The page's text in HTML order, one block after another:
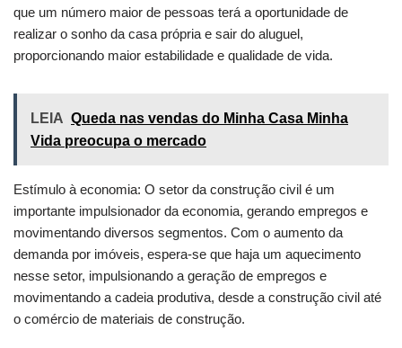
que um número maior de pessoas terá a oportunidade de
realizar o sonho da casa própria e sair do aluguel,
proporcionando maior estabilidade e qualidade de vida.
LEIA Queda nas vendas do Minha Casa Minha
Vida preocupa o mercado
Estímulo à economia: O setor da construção civil é um
importante impulsionador da economia, gerando empregos e
movimentando diversos segmentos. Com o aumento da
demanda por imóveis, espera-se que haja um aquecimento
nesse setor, impulsionando a geração de empregos e
movimentando a cadeia produtiva, desde a construção civil até
o comércio de materiais de construção.